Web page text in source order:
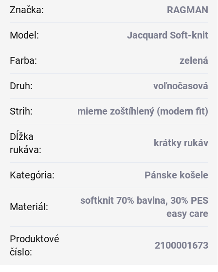
Značka: RAGMAN
Model: Jacquard Soft-knit
Farba: zelená
Druh: voľnočasová
Strih: mierne zoštíhlený (modern fit)
Dĺžka
rukáva:
krátky rukáv
Kategória: Pánske košele
Materiál:
softknit 70% bavlna, 30% PES
easy care
Produktové
číslo:
2100001673